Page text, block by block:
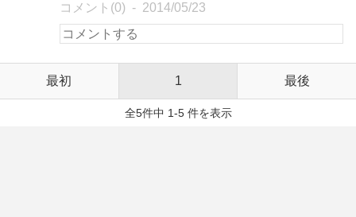
コメント(0) 2014/05/23
最初 1 最後
全5件中 1-5 件を表示